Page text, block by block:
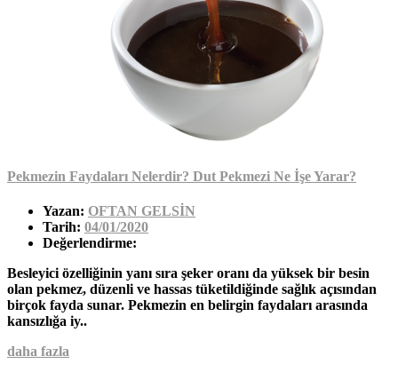
Pekmezin Faydaları Nelerdir? Dut Pekmezi Ne İşe Yarar?
Yazan: OFTAN GELSİN
Tarih: 04/01/2020
Değerlendirme:
Besleyici özelliğinin yanı sıra şeker oranı da yüksek bir besin
olan pekmez, düzenli ve hassas tüketildiğinde sağlık açısından
birçok fayda sunar. Pekmezin en belirgin faydaları arasında
kansızlığa iy..
daha fazla